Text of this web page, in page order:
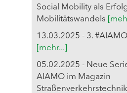
Social Mobility als
Mobilitätswandels
13.03.2025 - 3.
[mehr...]
05.02.2025 - Neue
AIAMO im Magazin